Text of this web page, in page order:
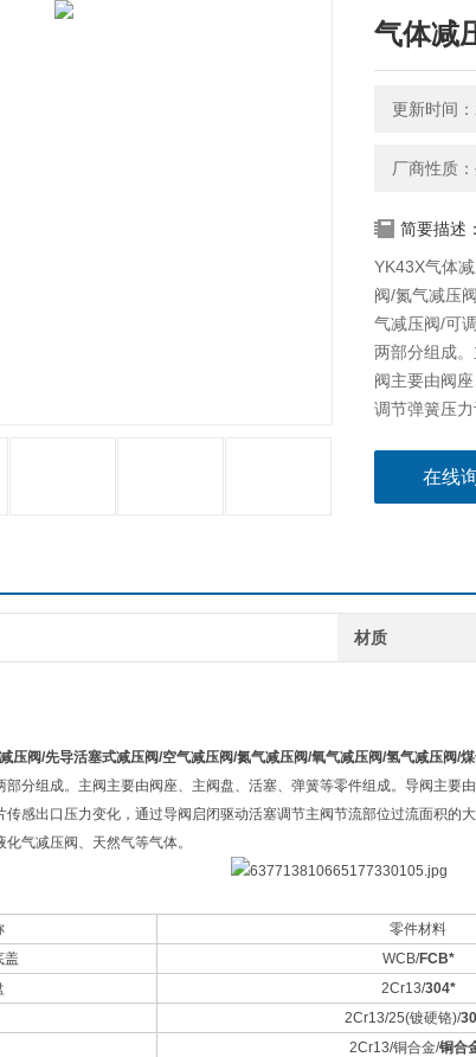
气体减
更新时间
厂商性质
简要描述：
YK43X气体
阀/氮气减压
气减压阀/可
两部分组成
阀主要由阀
调节弹簧压
在线
材质
压阀/先导活塞式减压阀/空气减压阀/氮气减压阀/氧气减压阀/氢气减压阀/
分组成。主阀主要由阀座、主阀盘、活塞、弹簧等零件组成。导阀主要
感出口压力变化，通过导阀启闭驱动活塞调节主阀节流部位过流面积的
气减压阀、天然气等气体。
零件材料
盖
WCB/FCB*
2Cr13/304*
2Cr13/25(镀硬铬)/
2Cr13/铜合金/铜合